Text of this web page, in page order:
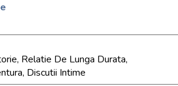
Relatie De Lunga Durata,
Discutii Intime